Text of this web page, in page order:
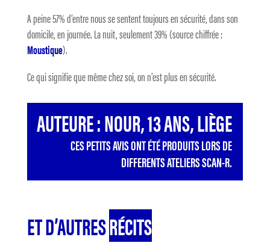
A peine 57% d’entre nous se sentent toujours en sécurité, dans son
domicile, en journée. La nuit, seulement 39% (source chiffrée :
Moustique).
Ce qui signifie que même chez soi, on n’est plus en sécurité.
AUTEURE : NOUR, 13 ANS, LIÈGE
CES PETITS AVIS ONT ÉTÉ PRODUITS LORS DE
DIFFERENTS ATELIERS SCAN-R.
ET D’AUTRESRÉCITS